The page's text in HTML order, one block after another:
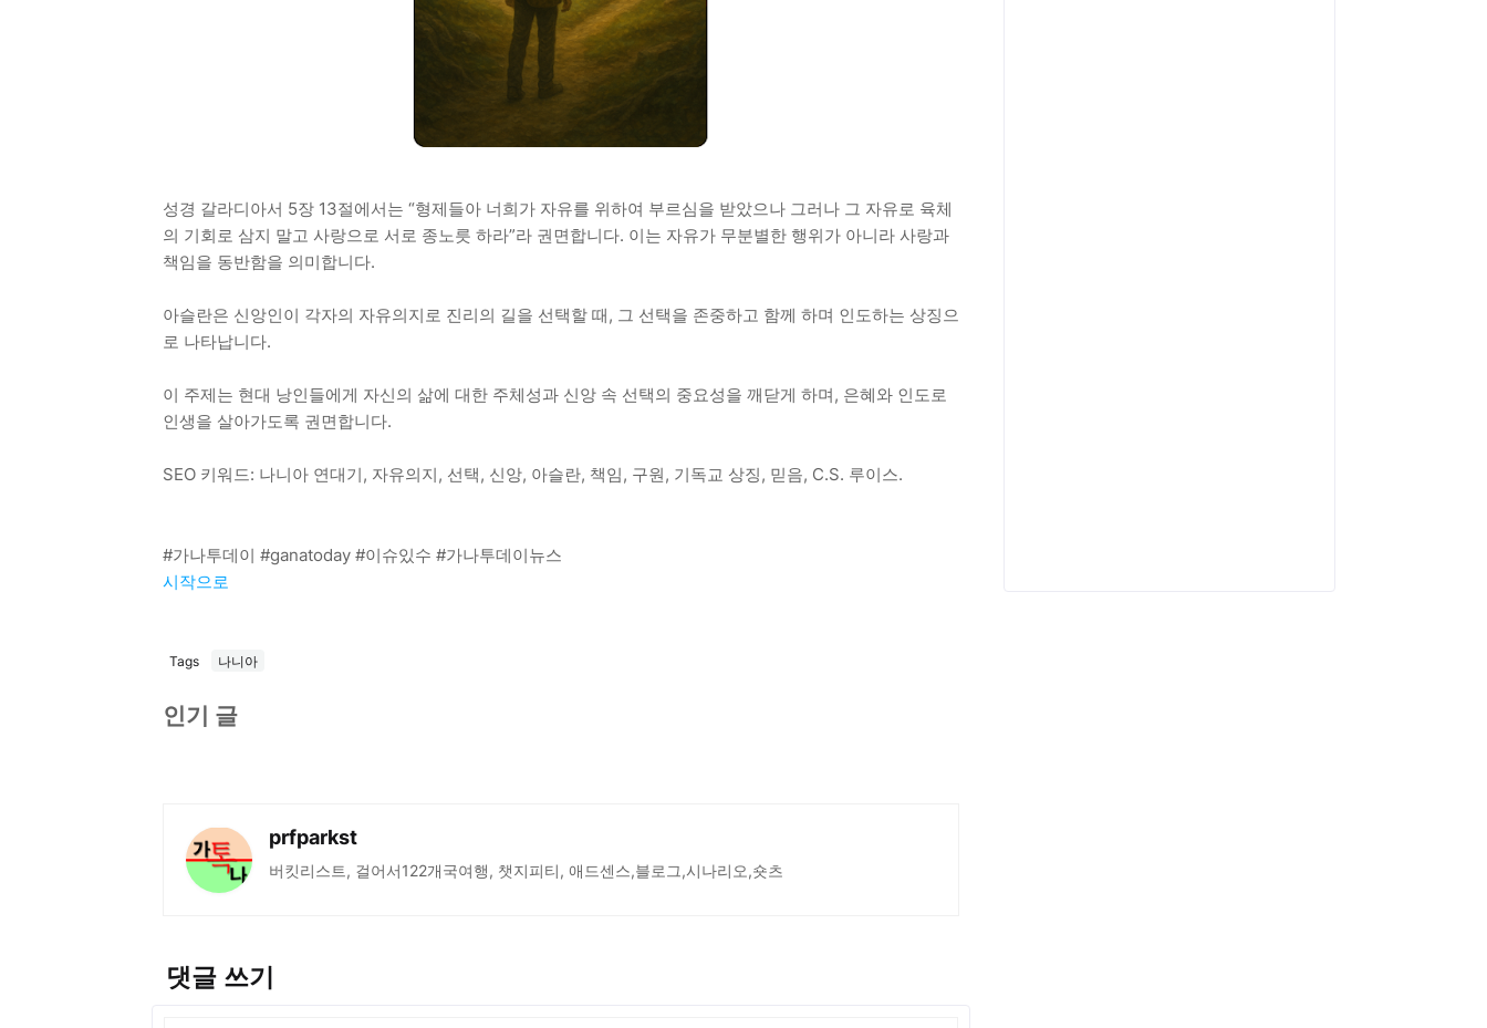
성경 갈라디아서 5장 13절에서는 “형제들아 너희가 자유를 위하여 부르심을 받았으나 그러나 그 자유로 육체
의 기회로 삼지 말고 사랑으로 서로 종노릇 하라”라 권면합니다. 이는 자유가 무분별한 행위가 아니라 사랑과
책임을 동반함을 의미합니다.
아슬란은 신앙인이 각자의 자유의지로 진리의 길을 선택할 때, 그 선택을 존중하고 함께 하며 인도하는 상징으
로 나타납니다.
이 주제는 현대 낭인들에게 자신의 삶에 대한 주체성과 신앙 속 선택의 중요성을 깨닫게 하며, 은혜와 인도로
인생을 살아가도록 권면합니다.
SEO 키워드: 나니아 연대기, 자유의지, 선택, 신앙, 아슬란, 책임, 구원, 기독교 상징, 믿음, C.S. 루이스.
#가나투데이 #ganatoday #이슈있수 #가나투데이뉴스
시작으로
Tags 나니아
인기 글
prfparkst
버킷리스트, 걸어서122개국여행, 챗지피티, 애드센스,블로그,시나리오,숏츠
댓글 쓰기